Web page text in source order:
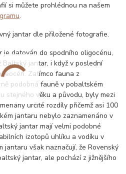
si můžete prohlédnou na našem
.
jantar dle přiložené fotografie.
je datován do spodního oligocénu,
Baltský jantar, i když v poslední
eocén. Zatímco fauna z
podobná fauně v pobaltském
stejného věku a původu, byly mezi
určité rozdíly přičemž asi 100
jantaru nebylo zaznamenáno v
jantar mají velmi podobné
izotopů uhlíku a vodíku v
jantaru však naznačují, že Rovenský
jantar, ale pochází z jižnějšího